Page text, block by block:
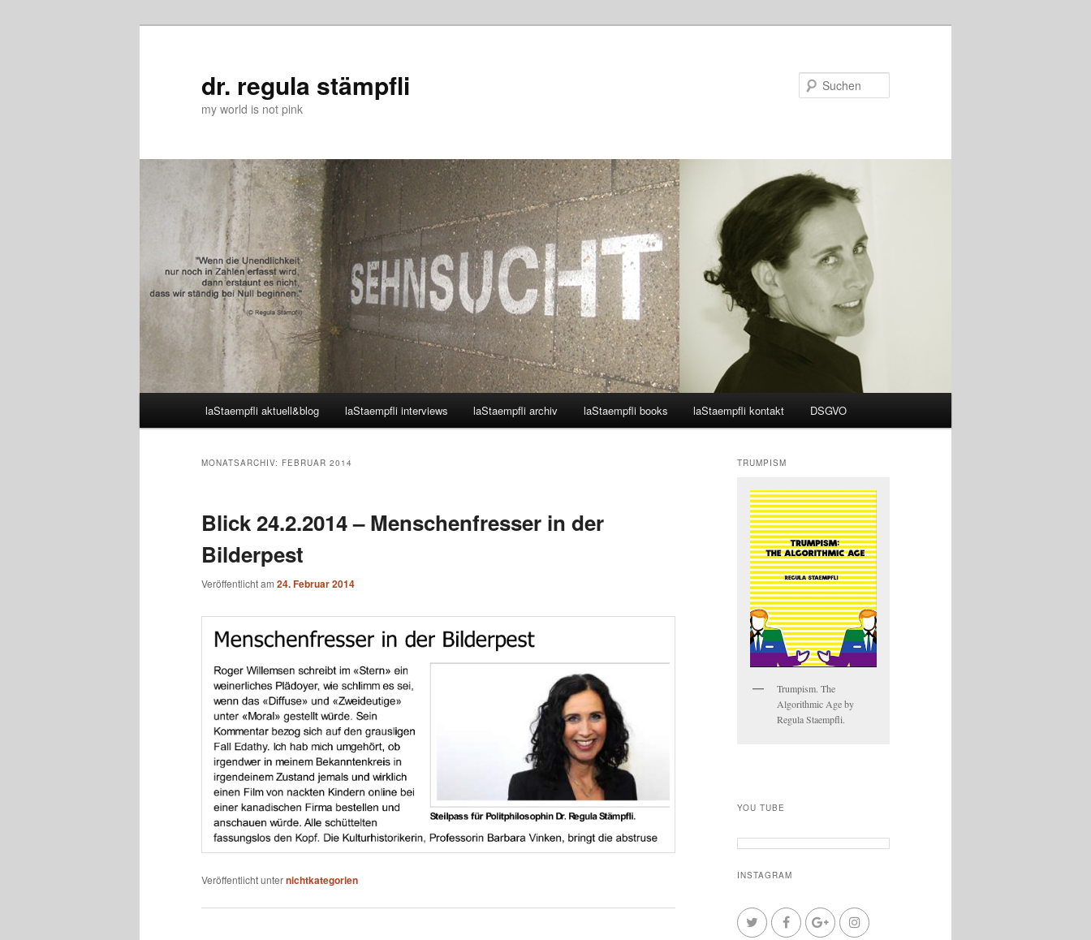
dr. regula stämpfli
my world is not pink
laStaempfli aktuell&blog laStaempfli interviews laStaempfli archiv laStaempfli books laStaempfli kontakt DSGVO
MONATSARCHIV: FEBRUAR 2014
Blick 24.2.2014 – Menschenfresser in der
Bilderpest
Veröffentlicht am 24. Februar 2014
Veröffentlicht unternichtkategorien
TRUMPISM
Trumpism. The
Algorithmic Age by
Regula Staempfli.
YOU TUBE
INSTAGRAM